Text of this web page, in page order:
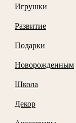
Игрушки
Развитие
Подарки
Новорожденным
Школа
Декор